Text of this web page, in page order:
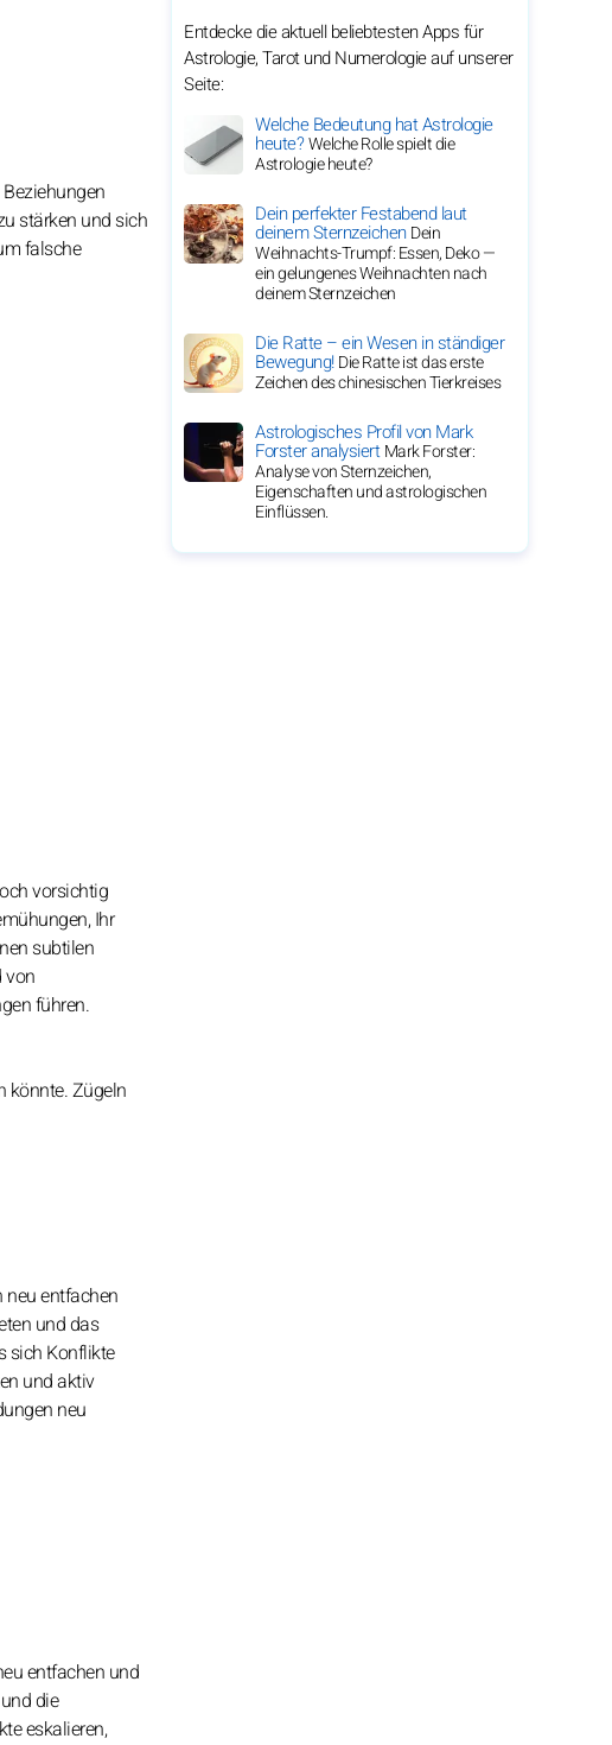
stärken und sich
falsche
vorsichtig
Ihr
subtilen
von
führen.
könnte. Zügeln
entfachen
und das
sich Konflikte
und aktiv
neu
entfachen und
die
eskalieren,
Entdecke die aktuell beliebtesten Apps für
Astrologie, Tarot und Numerologie auf unserer
Seite:
Welche Bedeutung hat Astrologie
heute?Welche Rolle spielt die
Astrologie heute?
Dein perfekter Festabend laut
deinem SternzeichenDein
Weihnachts-Trumpf: Essen, Deko —
ein gelungenes Weihnachten nach
deinem Sternzeichen
Die Ratte – ein Wesen in ständiger
Bewegung!Die Ratte ist das erste
Zeichen des chinesischen Tierkreises
Astrologisches Profil von Mark
Forster analysiertMark Forster:
Analyse von Sternzeichen,
Eigenschaften und astrologischen
Einflüssen.